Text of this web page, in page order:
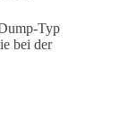
Typ
bei der